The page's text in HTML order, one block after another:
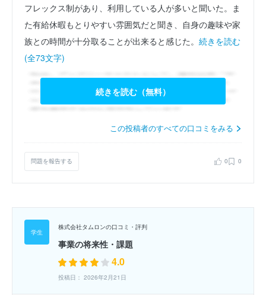
フレックス制があり、利用している人が多いと聞いた。ま
た有給休暇もとりやすい雰囲気だと聞き、自身の趣味や家
族との時間が十分取ることが出来ると感じた。 続きを読む
(全73文字)
続きを読む（無料）
この投稿者のすべての口コミをみる
問題を報告する 0 0
株式会社タムロンの口コミ・評判
事業の将来性・課題
4.0
投稿日： 2026年2月21日